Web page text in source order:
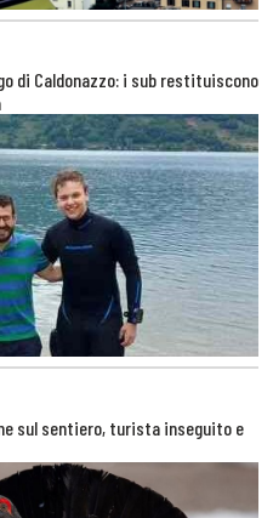
di Caldonazzo: i sub restituiscono
sul sentiero, turista inseguito e